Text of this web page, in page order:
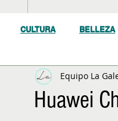
CULTURA BELLEZA
GASTRONOMÍA Y VINOS
Huawei
Equipo La